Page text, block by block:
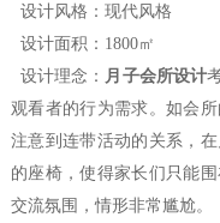
设计风格：现代风格
设计面积 ：1800㎡
设计理念 ： 月子会所设计
观看者的行为需求。如会
注意到连带活动的关系，
的座椅，使得家长们只能
交流氛围，情形非常尴尬。